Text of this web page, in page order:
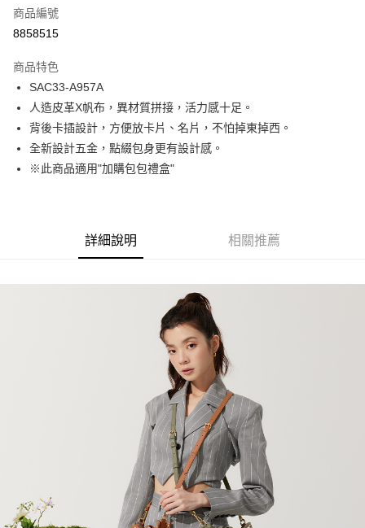
超商取貨付款
Apple Pay
街口支付
悠遊付
Google Pay
【大哥付你分期使用說明】
1.本服務由台灣大哥大提供，台灣大哥大用戶可立即使用無須另外申請。
流程，驗證手機門號後，選擇欲分期的期數、繳款截止日，確認付款後即完
3.實際核准額度、可分期數及費用金額請依後續交易確認頁面所載為準。
4.訂單成立30分鐘內，如未前往確認交易或遇審核未通過，訂單將自動取
消。如遇「轉專審核」未通過狀況，表示未達大哥付你分期系統評分，恕無
1.分期款項不併入電信帳單，「大哥付你分期」於每月結算日後寄送繳費提
2.透過簡訊連結打開帳單後，可選擇「超商條碼／台灣大直營門市／銀行轉
帳／街口支付／iPASS MONEY」等通路繳費。
1.本服務係由「台灣大哥大股份有限公司」（以下簡稱本公司）所提供，讓
用戶於交易時，得透過本服務購買商品或服務，並由商店將買賣／分期付款
買賣價金債權讓與本公司後，依約使用本公司帳單繳交帳款。
2.基於同意付款使用「大哥付你分期」之契約關係目的，商店將以您的個人
每筆NT$80，滿NT$1,500(含以上)免運費
每筆NT$80，滿NT$1,500(含以上)免運費
每筆NT$80，滿NT$1,500(含以上)免運費
每筆NT$80，滿NT$1,500(含以上)免運費
7-11取貨付款
每筆NT$80，滿NT$1,500(含以上)免運費
商品編號
8858515
商品特色
SAC33-A957A
人造皮革X帆布，異材質拼接，活力感十足。
背後卡插設計，方便放卡片、名片，不怕掉東掉西。
全新設計五金，點綴包身更有設計感。
※此商品適用"加購包包禮盒"
詳細說明 相關推薦